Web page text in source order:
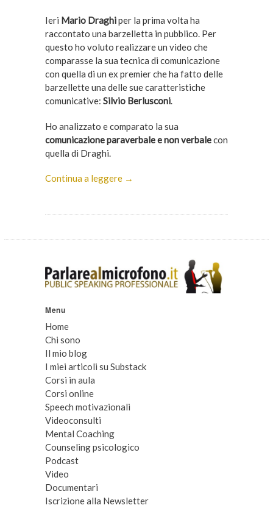
Ieri Mario Draghiper la prima volta ha
raccontato una barzelletta in pubblico. Per
questo ho voluto realizzare un video che
comparasse la sua tecnica di comunicazione
con quella di un ex premier che ha fatto delle
barzellette una delle sue caratteristiche
comunicative: Silvio Berlusconi.
Ho analizzato e comparato la sua
comunicazione paraverbale e non verbalecon
quella di Draghi.
Continua a leggere →
Menu
Home
Chi sono
Il mio blog
I miei articoli su Substack
Corsi in aula
Corsi online
Speech motivazionali
Videoconsulti
Mental Coaching
Counseling psicologico
Podcast
Video
Documentari
Iscrizione alla Newsletter